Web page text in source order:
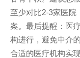
至少对比2-3家医院
案。最后提醒：医
构进行，避免中介
合适的医疗机构实现